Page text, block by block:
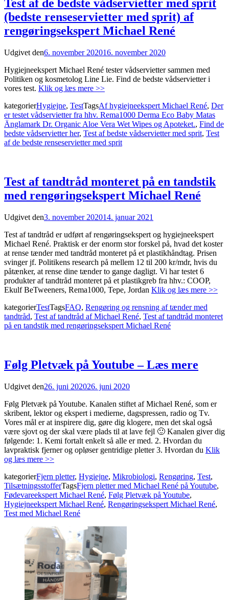
Test af de bedste vådservietter med sprit
(bedste renseservietter med sprit) af
rengøringsekspert Michael René
Udgivet den6. november 202016. november 2020
Hygiejneekspert Michael René tester vådservietter sammen med
Politiken og kosmetolog Line Lie. Find de bedste vådservietter i
vores test. Klik og læs mere >>
kategorierHygiejne, TestTagsAf hygiejneekspert Michael René, Der
er testet vådservietter fra hhv. Rema1000 Derma Eco Baby Matas
Änglamark Dr. Organic Aloe Vera Wet Wipes og Apoteket., Find de
bedste vådservietter her, Test af bedste vådservietter med sprit, Test
af de bedste renseservietter med sprit
Test af tandtråd monteret på en tandstik
med rengøringsekspert Michael René
Udgivet den3. november 202014. januar 2021
Test af tandtråd er udført af rengøringsekspert og hygiejneekspert
Michael René. Praktisk er der enorm stor forskel på, hvad det koster
at rense tænder med tandtråd monteret på et plastikhåndtag. Prisen
svinger jf. Politikens research på mellem 12 til 200 kr/mdr, hvis du
påtænker, at rense dine tænder to gange dagligt. Vi har testet 6
produkter af tandtråd monteret på et plastikgreb fra hhv.: COOP,
Ekulf BeTweeners, Rema1000, Tepe, Jordan Klik og læs mere >>
kategorierTestTagsFAQ, Rengøring og rensning af tænder med
tandtråd, Test af tandtråd af Michael René, Test af tandtråd monteret
på en tandstik med rengøringsekspert Michael René
Følg Pletvæk på Youtube – Læs mere
Udgivet den26. juni 202026. juni 2020
Følg Pletvæk på Youtube. Kanalen stiftet af Michael René, som er
skribent, lektor og ekspert i medierne, dagspressen, radio og Tv.
Vores mål er at inspirere dig, gøre dig klogere, men det skal også
være sjovt og der skal være plads til at lave fejl 🙂 Kanalen giver dig
følgende: 1. Kemi fortalt enkelt så alle er med. 2. Hvordan du
lavpraktisk fjerner og opløser gentridige pletter 3. Hvordan du Klik
og læs mere >>
kategorierFjern pletter, Hygiejne, Mikrobiologi, Rengøring, Test,
TilsætningsstofferTagsFjern pletter med Michael René på Youtube,
Fødevareekspert Michael René, Følg Pletvæk på Youtube,
Hygiejneekspert Michael René, Rengøringsekspert Michael René,
Test med Michael René